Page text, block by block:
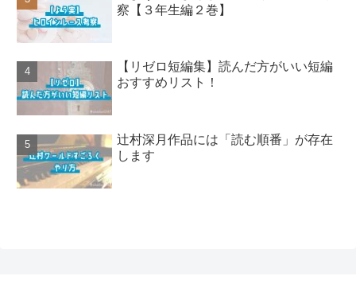
察【３年生編２巻】
【リゼロ短編集】読んだ方がいい短編
おすすめリスト！
辻村深月作品には「読む順番」が存在
します